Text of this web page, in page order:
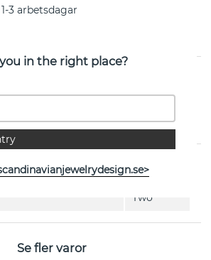
3 arbetsdagar
armband-silver återvunnet
16-20 cm från svenska CU
Two
Se fler varor
in the right place?